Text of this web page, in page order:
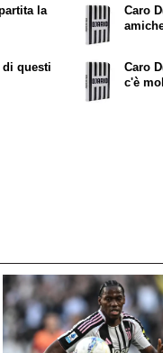
la
questi
Caro
Caro
c'è